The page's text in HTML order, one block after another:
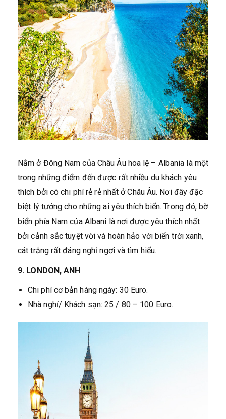
Nằm ở Đông Nam của Châu Âu hoa lệ – Albania là một
trong những điểm đến được rất nhiều du khách yêu
thích bởi có chi phí rẻ rẻ nhất ở Châu Âu. Nơi đây đặc
biệt lý tưởng cho những ai yêu thích biển. Trong đó, bờ
biển phía Nam của Albani là nơi được yêu thích nhất
bởi cảnh sắc tuyệt vời và hoàn hảo với biển trời xanh,
cát trắng rất đáng nghỉ ngơi và tìm hiểu.
9. LONDON, ANH
Chi phí cơ bản hàng ngày: 30 Euro.
Nhà nghỉ/ Khách sạn: 25 / 80 – 100 Euro.